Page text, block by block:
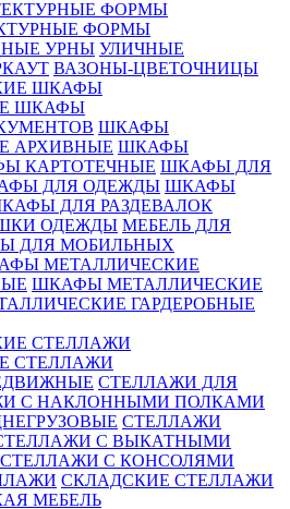
ФОРМЫ
УРНЫ УЛИЧНЫЕ
ВАЗОНЫ-ЦВЕТОЧНИЦЫ
ШКАФЫ
ШКАФЫ
АРХИВНЫЕ ШКАФЫ
КАРТОТЕЧНЫЕ ШКАФЫ ДЛЯ
ДЛЯ ОДЕЖДЫ ШКАФЫ
ДЛЯ РАЗДЕВАЛОК
ОДЕЖДЫ МЕБЕЛЬ ДЛЯ
ДЛЯ МОБИЛЬНЫХ
МЕТАЛЛИЧЕСКИЕ
ШКАФЫ МЕТАЛЛИЧЕСКИЕ
ГАРДЕРОБНЫЕ
СТЕЛЛАЖИ
СТЕЛЛАЖИ ДЛЯ
С НАКЛОННЫМИ ПОЛКАМИ
СТЕЛЛАЖИ
С ВЫКАТНЫМИ
СТЕЛЛАЖИ С КОНСОЛЯМИ
СКЛАДСКИЕ СТЕЛЛАЖИ